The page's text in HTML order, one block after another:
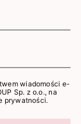
wiadomości e-
Sp. z o.o., na
prywatności.